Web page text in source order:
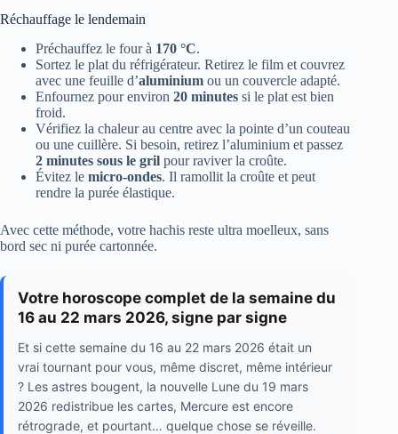
Réchauffage le lendemain
Préchauffez le four à 170 °C.
Sortez le plat du réfrigérateur. Retirez le film et couvrez
avec une feuille d’aluminium ou un couvercle adapté.
Enfournez pour environ 20 minutes si le plat est bien
froid.
Vérifiez la chaleur au centre avec la pointe d’un couteau
ou une cuillère. Si besoin, retirez l’aluminium et passez
2 minutes sous le gril pour raviver la croûte.
Évitez le micro-ondes. Il ramollit la croûte et peut
rendre la purée élastique.
Avec cette méthode, votre hachis reste ultra moelleux, sans
bord sec ni purée cartonnée.
Votre horoscope complet de la semaine du
16 au 22 mars 2026, signe par signe
Et si cette semaine du 16 au 22 mars 2026 était un
vrai tournant pour vous, même discret, même intérieur
? Les astres bougent, la nouvelle Lune du 19 mars
2026 redistribue les cartes, Mercure est encore
rétrograde, et pourtant… quelque chose se réveille.